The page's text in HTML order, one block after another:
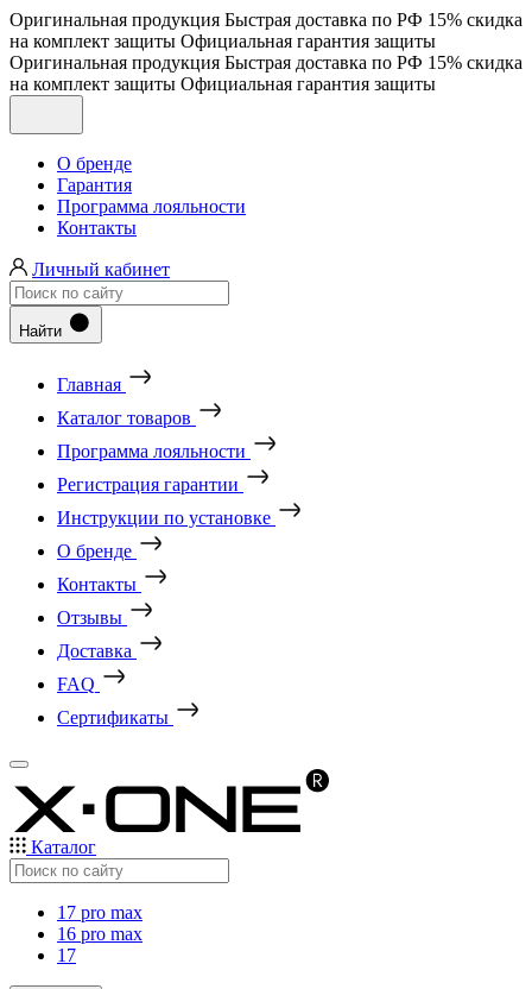
Оригинальная продукция Быстрая доставка по РФ 15% скидка
на комплект защиты Официальная гарантия защиты
Оригинальная продукция Быстрая доставка по РФ 15% скидка
на комплект защиты Официальная гарантия защиты
О бренде
Гарантия
Программа лояльности
Контакты
Личный кабинет
Найти
Главная
Каталог товаров
Программа лояльности
Регистрация гарантии
Инструкции по установке
О бренде
Контакты
Отзывы
Доставка
FAQ
Сертификаты
Каталог
17 pro max
16 pro max
17